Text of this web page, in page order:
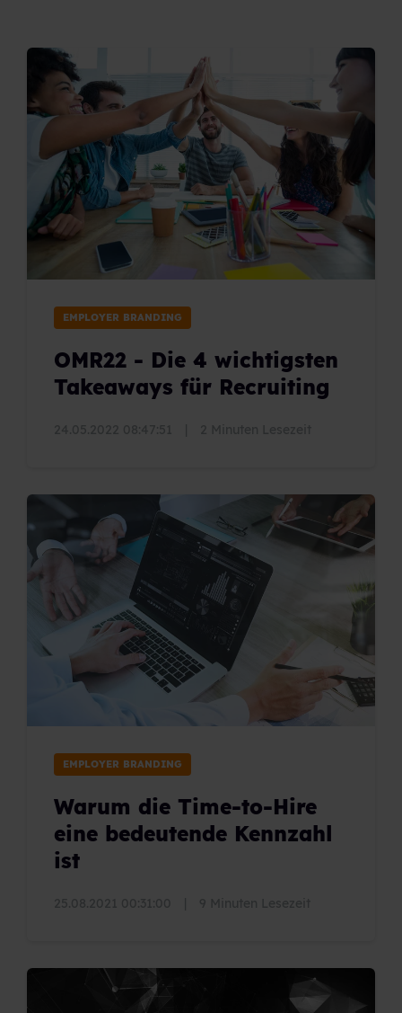
EMPLOYER BRANDING
OMR22 - Die 4 wichtigsten
Takeaways für Recruiting
EMPLOYER BRANDING
Warum die Time-to-Hire
eine bedeutende Kennzahl
ist